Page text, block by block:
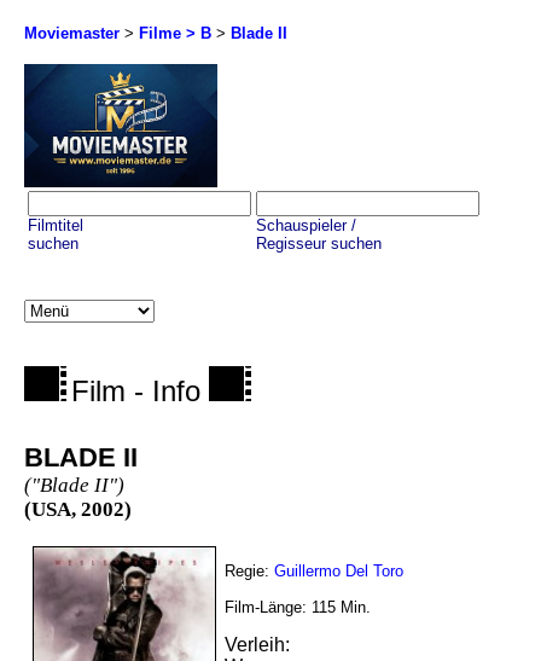
Moviemaster > Filme > B > Blade II
Filmtitel
suchen
Schauspieler /
Regisseur suchen
Film - Info
BLADE II
("Blade II")
(USA, 2002)
Regie: Guillermo Del Toro
Film-Länge: 115 Min.
Verleih: